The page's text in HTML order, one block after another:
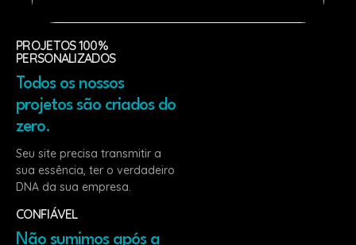
PROJETOS 100%
PERSONALIZADOS
Todos os nossos
projetos são criados do
zero.
Seu site precisa transmitir a
sua essência, ter o verdadeiro
DNA da sua empresa.
CONFIÁVEL
Não sumimos após a